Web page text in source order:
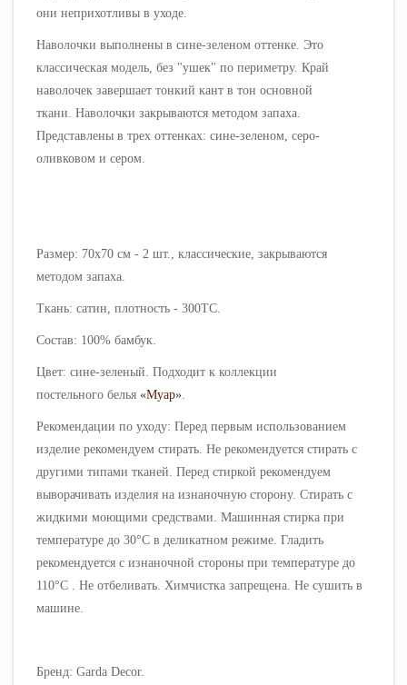
они неприхотливы в уходе.
Наволочки выполнены в сине-зеленом оттенке. Это
классическая модель, без "ушек" по периметру. Край
наволочек завершает тонкий кант в тон основной
ткани. Наволочки закрываются методом запаха.
Представлены в трех оттенках: сине-зеленом, серо-
оливковом и сером.
Размер: 70х70 см - 2 шт., классические, закрываются
методом запаха.
Ткань: сатин, плотность - 300ТС.
Состав: 100% бамбук.
Цвет: сине-зеленый. Подходит к коллекции
постельного белья «Муар».
Рекомендации по уходу: Перед первым использованием
изделие рекомендуем стирать. Не рекомендуется стирать с
другими типами тканей. Перед стиркой рекомендуем
выворачивать изделия на изнаночную сторону. Стирать с
жидкими моющими средствами. Машинная стирка при
температуре до 30°C в деликатном режиме. Гладить
рекомендуется с изнаночной стороны при температуре до
110°C . Не отбеливать. Химчистка запрещена. Не сушить в
машине.
Бренд: Garda Decor.